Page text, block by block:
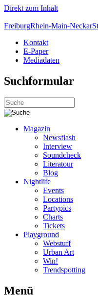
Direkt zum Inhalt
FreiburgRhein-Main-Neckar
Kontakt
E-Paper
Mediadaten
Suchformular
Magazin
Newsflash
Interview
Soundcheck
Literatour
Blog
Nightlife
Events
Locations
Partypics
Charts
Tickets
Playground
Webstuff
Urban Art
Win!
Trendspotting
Menü